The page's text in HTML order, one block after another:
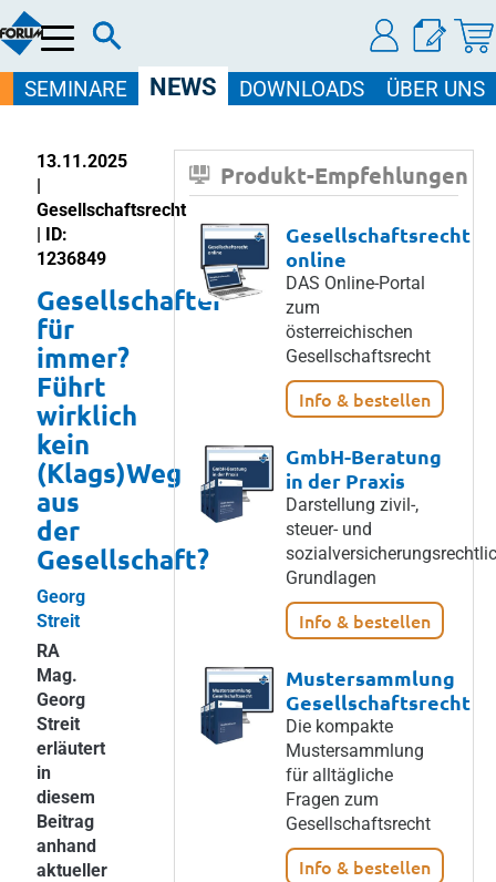
Menü
SEMINARE NEWS DOWNLOADS ÜBER UNS
13.11.2025
|
Gesellschaftsrecht
| ID:
1236849
Gesellschafter
für
immer?
Führt
wirklich
kein
(Klags)Weg
aus
der
Gesellschaft?
Georg
Streit
RA
Mag.
Georg
Streit
erläutert
in
diesem
Beitrag
anhand
aktueller
Produkt-Empfehlungen
Gesellschaftsrecht
online
DAS Online-Portal
zum
österreichischen
Gesellschaftsrecht
Info & bestellen
GmbH-Beratung
in der Praxis
Darstellung zivil-,
steuer- und
Grundlagen
Info & bestellen
Mustersammlung
Gesellschaftsrecht
Die kompakte
Mustersammlung
für alltägliche
Fragen zum
Gesellschaftsrecht
Info & bestellen